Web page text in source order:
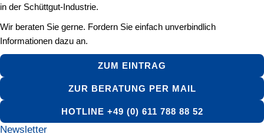
in der Schüttgut-Industrie.
Wir beraten Sie gerne. Fordern Sie einfach unverbindlich
Informationen dazu an.
ZUM EINTRAG
ZUR BERATUNG PER MAIL
HOTLINE +49 (0) 611 788 88 52
Newsletter